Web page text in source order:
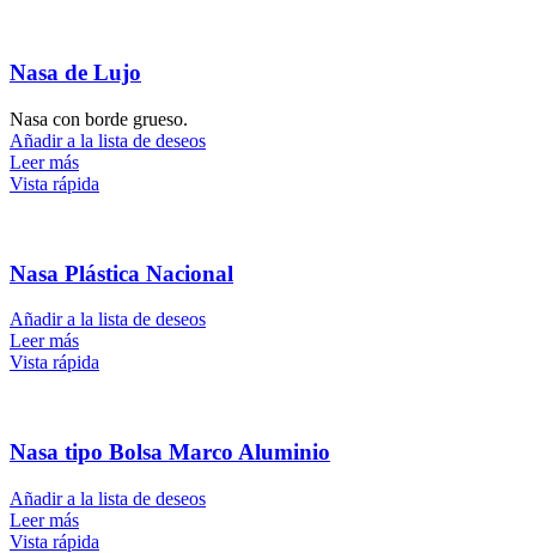
Nasa de Lujo
Nasa con borde grueso.
Añadir a la lista de deseos
Leer más
Vista rápida
Nasa Plástica Nacional
Añadir a la lista de deseos
Leer más
Vista rápida
Nasa tipo Bolsa Marco Aluminio
Añadir a la lista de deseos
Leer más
Vista rápida